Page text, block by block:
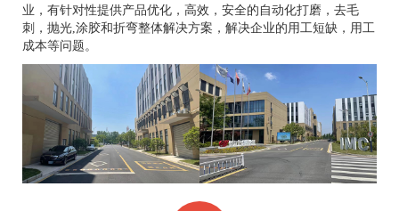
业，有针对性提供产品优化，高效，安全的自动化打磨，去毛
刺，抛光,涂胶和折弯整体解决方案，解决企业的用工短缺，用工
成本等问题。